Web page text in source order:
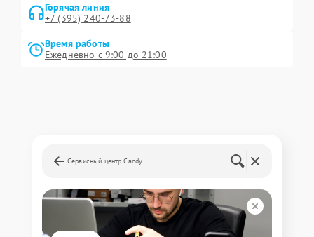
Горячая линия
+7 (395) 240-73-88
Время работы
Ежедневно с 9:00 до 21:00
Сервисный центр Candy